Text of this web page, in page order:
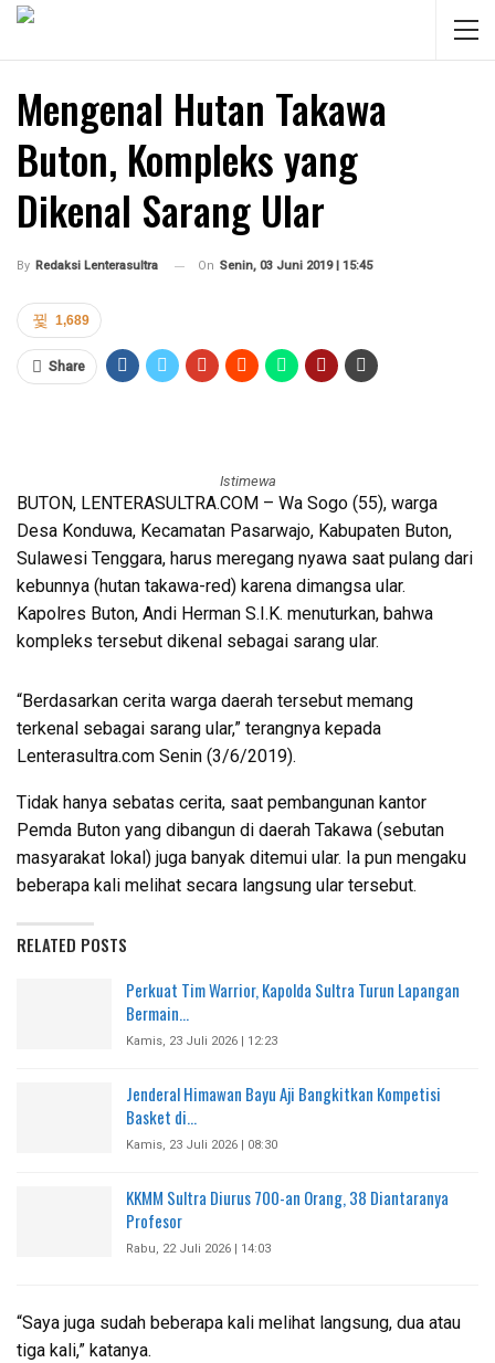
Mengenal Hutan Takawa
Buton, Kompleks yang
Dikenal Sarang Ular
By Redaksi Lenterasultra On Senin, 03 Juni 2019 | 15:45
1,689
Share
Istimewa
BUTON, LENTERASULTRA.COM – Wa Sogo (55), warga
Desa Konduwa, Kecamatan Pasarwajo, Kabupaten Buton,
Sulawesi Tenggara, harus meregang nyawa saat pulang dari
kebunnya (hutan takawa-red) karena dimangsa ular.
Kapolres Buton, Andi Herman S.I.K. menuturkan, bahwa
kompleks tersebut dikenal sebagai sarang ular.
“Berdasarkan cerita warga daerah tersebut memang
terkenal sebagai sarang ular,” terangnya kepada
Lenterasultra.com Senin (3/6/2019).
Tidak hanya sebatas cerita, saat pembangunan kantor
Pemda Buton yang dibangun di daerah Takawa (sebutan
masyarakat lokal) juga banyak ditemui ular. Ia pun mengaku
beberapa kali melihat secara langsung ular tersebut.
RELATED POSTS
Perkuat Tim Warrior, Kapolda Sultra Turun Lapangan
Bermain…
Kamis, 23 Juli 2026 | 12:23
Jenderal Himawan Bayu Aji Bangkitkan Kompetisi
Basket di…
Kamis, 23 Juli 2026 | 08:30
KKMM Sultra Diurus 700-an Orang, 38 Diantaranya
Profesor
Rabu, 22 Juli 2026 | 14:03
“Saya juga sudah beberapa kali melihat langsung, dua atau
tiga kali,” katanya.